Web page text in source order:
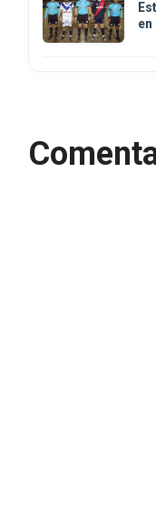
en